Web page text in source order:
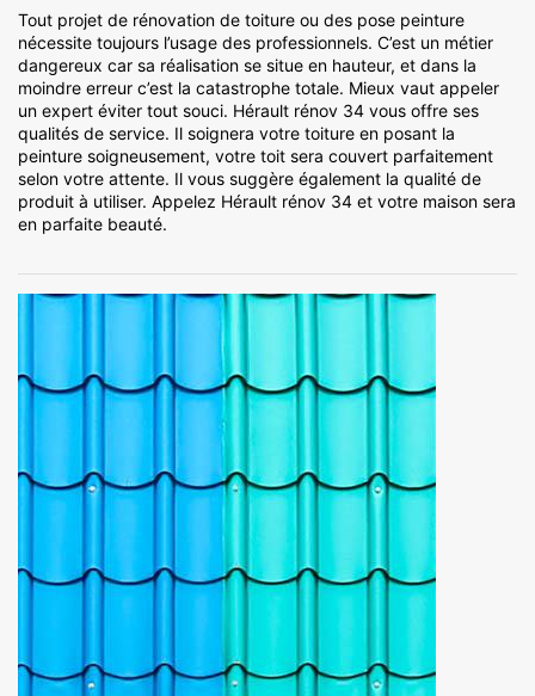
Tout projet de rénovation de toiture ou des pose peinture
nécessite toujours l’usage des professionnels. C’est un métier
dangereux car sa réalisation se situe en hauteur, et dans la
moindre erreur c’est la catastrophe totale. Mieux vaut appeler
un expert éviter tout souci. Hérault rénov 34 vous offre ses
qualités de service. Il soignera votre toiture en posant la
peinture soigneusement, votre toit sera couvert parfaitement
selon votre attente. Il vous suggère également la qualité de
produit à utiliser. Appelez Hérault rénov 34 et votre maison sera
en parfaite beauté.